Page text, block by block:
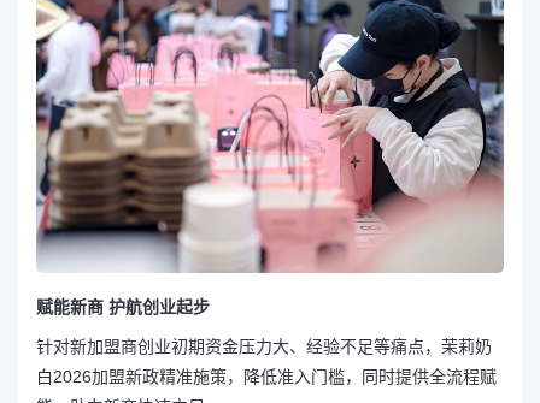
赋能新商 护航创业起步
针对新加盟商创业初期资金压力大、经验不足等痛点，茉莉奶
白2026加盟新政精准施策，降低准入门槛，同时提供全流程赋